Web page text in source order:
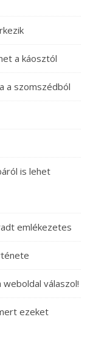
a káosztól
a szomszédból
is lehet
emlékezetes
válaszol!
ezeket